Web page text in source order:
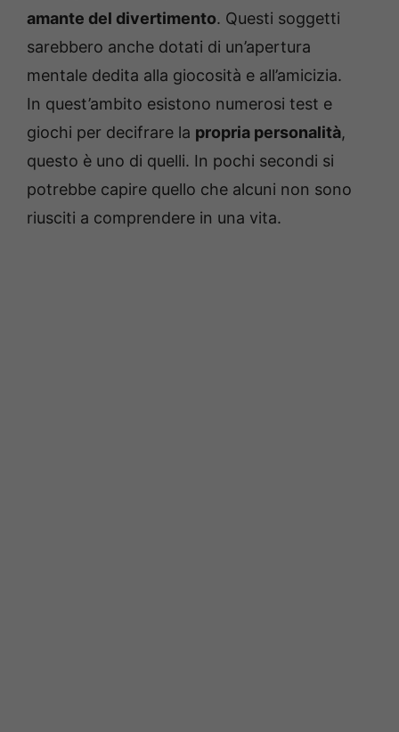
amante del divertimento. Questi soggetti
sarebbero anche dotati di un’apertura
mentale dedita alla giocosità e all’amicizia.
In quest’ambito esistono numerosi test e
giochi per decifrare la propria personalità,
questo è uno di quelli. In pochi secondi si
potrebbe capire quello che alcuni non sono
riusciti a comprendere in una vita.